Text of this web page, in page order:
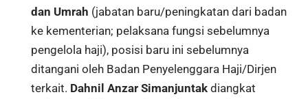
dan Umrah (jabatan baru/peningkatan dari badan
ke kementerian; pelaksana fungsi sebelumnya
pengelola haji), posisi baru ini sebelumnya
ditangani oleh Badan Penyelenggara Haji/Dirjen
terkait. Dahnil Anzar Simanjuntak diangkat